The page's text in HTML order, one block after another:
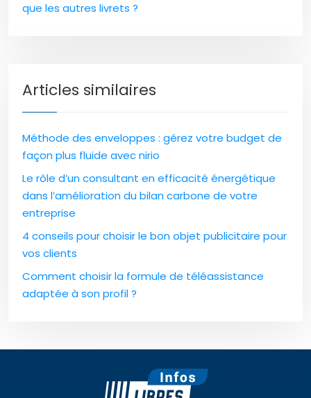
que les autres livrets ?
Articles similaires
Méthode des enveloppes : gérez votre budget de
façon plus fluide avec nirio
Le rôle d’un consultant en efficacité énergétique
dans l’amélioration du bilan carbone de votre
entreprise
4 conseils pour choisir le bon objet publicitaire pour
vos clients
Comment choisir la formule de téléassistance
adaptée à son profil ?